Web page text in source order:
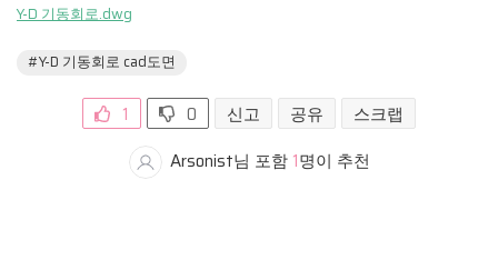
Y-D 기동회로.dwg
#Y-D 기동회로 cad도면
1 0 신고 공유
스크랩
Arsonist님 포함 1명이 추천